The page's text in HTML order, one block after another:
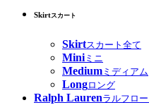
Skirtスカート
Skirtスカート全て
Miniミニ
Medium ミディアム
Longロング
Ralph Laurenラルフロ